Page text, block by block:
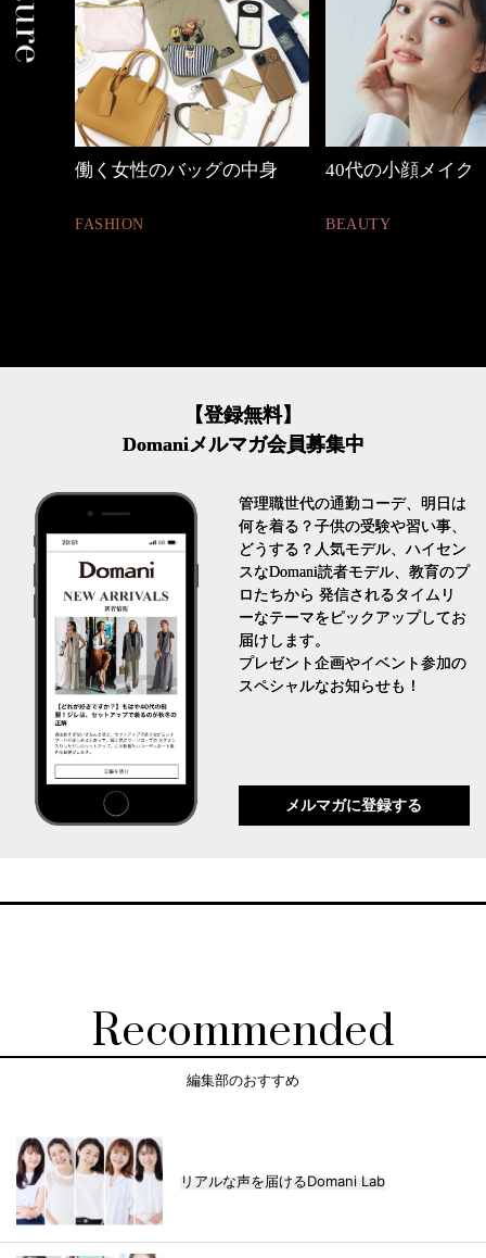
働く女性のバッグの中身
FASHION
40代の小顔メイク
BEAUTY
【登録無料】
Domaniメルマガ会員募集中
管理職世代の通勤コーデ、明日は
何を着る？子供の受験や習い事、
どうする？人気モデル、ハイセン
スなDomani読者モデル、教育のプ
ロたちから 発信されるタイムリ
ーなテーマをピックアップしてお
届けします。
プレゼント企画やイベント参加の
スペシャルなお知らせも！
メルマガに登録する
Recommended
編集部のおすすめ
リアルな声を届けるDomani Lab